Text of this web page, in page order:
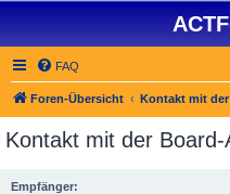
FAQ
Foren-Übersicht Kontakt mit
Kontakt mit der
Empfänger: